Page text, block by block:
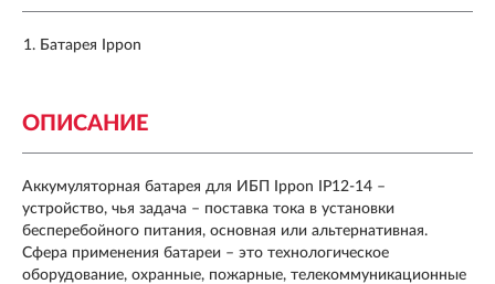
Батарея Ippon
ОПИСАНИЕ
Аккумуляторная батарея для ИБП Ippon IP12-14 –
устройство, чья задача – поставка тока в установки
бесперебойного питания, основная или альтернативная.
Сфера применения батареи – это технологическое
оборудование, охранные, пожарные, телекоммуникационные